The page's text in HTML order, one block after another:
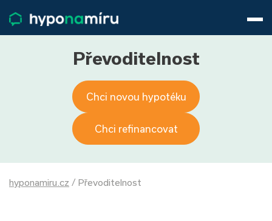
Životní pojištění
Pojištění nemovitosti
O nás
800 688 388
Přihlásit
Převoditelnost
Chci novou hypotéku
Chci refinancovat
hyponamiru.cz / Převoditelnost